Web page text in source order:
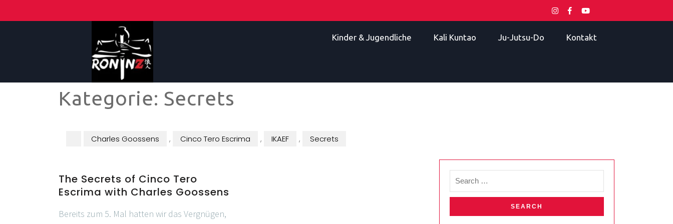
Kinder & Jugendliche Kali Kuntao Ju-Jutsu-Do Kontakt
Kategorie: Secrets
Charles Goossens , Cinco Tero Escrima , IKAEF , Secrets
The Secrets of Cinco Tero
Escrima with Charles Goossens
Bereits zum 5. Mal hatten wir das Vergnügen,